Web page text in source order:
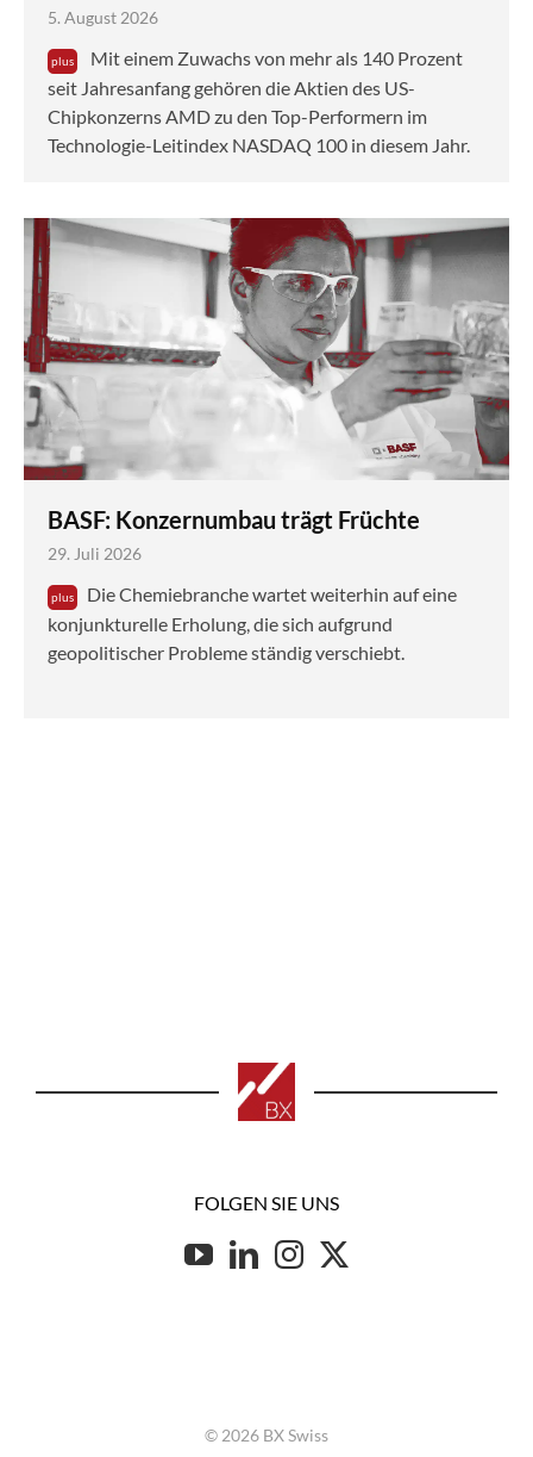
5. August 2026
Mit einem Zuwachs von mehr als 140 Prozent
seit Jahresanfang gehören die Aktien des US-
Chipkonzerns AMD zu den Top-Performern im
Technologie-Leitindex NASDAQ 100 in diesem Jahr.
BASF: Konzernumbau trägt Früchte
29. Juli 2026
Die Chemiebranche wartet weiterhin auf eine
konjunkturelle Erholung, die sich aufgrund
geopolitischer Probleme ständig verschiebt.
FOLGEN SIE UNS
© 2026 BX Swiss